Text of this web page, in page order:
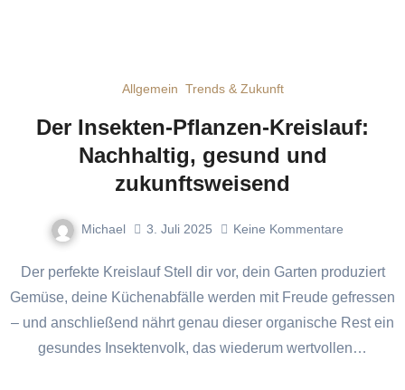
Allgemein Trends & Zukunft
Der Insekten-Pflanzen-Kreislauf:
Nachhaltig, gesund und
zukunftsweisend
Michael 3. Juli 2025 Keine Kommentare
Der perfekte Kreislauf Stell dir vor, dein Garten produziert
Gemüse, deine Küchenabfälle werden mit Freude gefressen
– und anschließend nährt genau dieser organische Rest ein
gesundes Insektenvolk, das wiederum wertvollen…